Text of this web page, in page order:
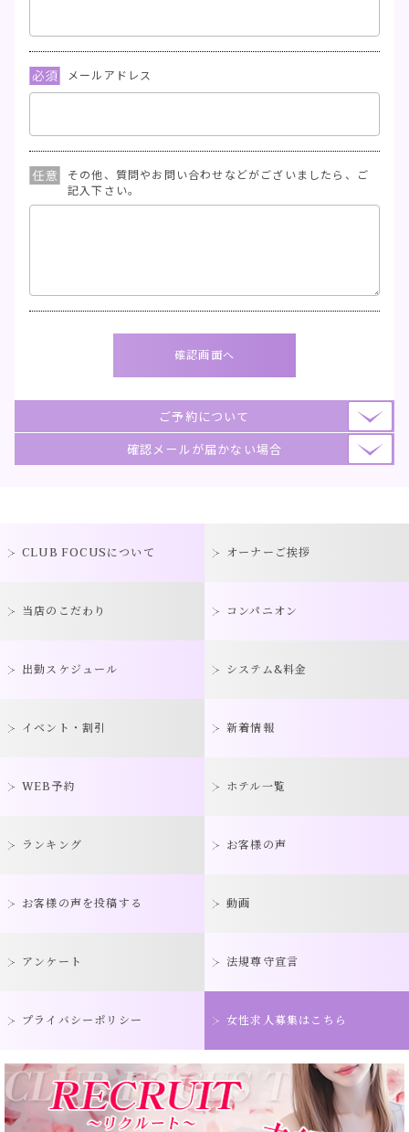
メールアドレス
その他、質問やお問い合わせなどがございましたら、ご
記入下さい。
ご予約について
確認メールが届かない場合
CLUB FOCUSについて オーナーご挨拶
当店のこだわり コンパニオン
出勤スケジュール システム&料金
イベント・割引 新着情報
WEB予約 ホテル一覧
ランキング お客様の声
お客様の声を投稿する 動画
アンケート 法規尊守宣言
プライバシーポリシー 女性求人募集はこちら